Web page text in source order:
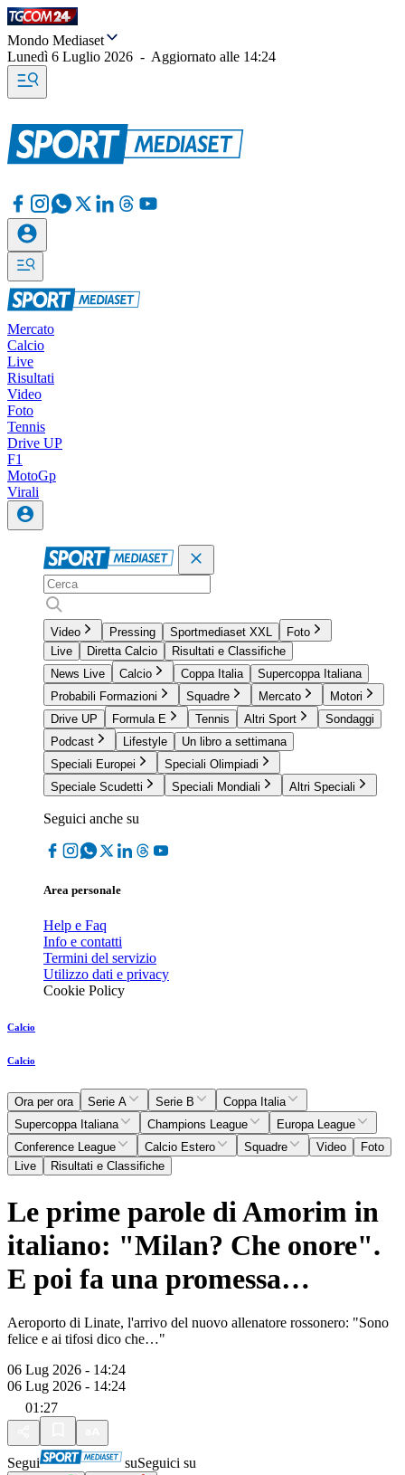
Mondo Mediaset
Lunedì 6 Luglio 2026 - Aggiornato alle 14:24
Mercato
Calcio
Live
Risultati
Video
Foto
Tennis
Drive UP
F1
MotoGp
Virali
Video Pressing Sportmediaset XXL
Foto
Live
Diretta Calcio
Risultati e Classifiche
News Live
Calcio Coppa Italia
Supercoppa Italiana
Probabili Formazioni
Squadre Mercato
Motori
Drive UP
Formula E Tennis Altri Sport
Sondaggi
Podcast
Lifestyle
Un libro a settimana
Speciali Europei
Speciali Olimpiadi
Speciale Scudetti
Speciali Mondiali Altri Speciali
Seguici anche su
Area personale
Help e Faq
Info e contatti
Termini del servizio
Utilizzo dati e privacy
Cookie Policy
Calcio
Calcio
Ora per ora Serie A Serie B
Coppa Italia
Supercoppa Italiana
Champions League
Europa League
Conference League
Calcio Estero Squadre Video
Foto
Live
Risultati e Classifiche
Le prime parole di Amorim in
italiano: "Milan? Che onore".
E poi fa una promessa…
Aeroporto di Linate, l'arrivo del nuovo allenatore rossonero: "Sono
felice e ai tifosi dico che…"
06 Lug 2026 - 14:24
06 Lug 2026 - 14:24
01:27
Segui suSeguici su